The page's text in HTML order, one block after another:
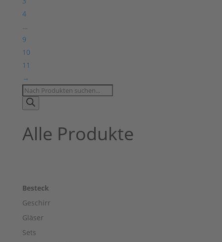
4
…
9
10
11
→
Products
search
Alle Produkte
Besteck
Geschirr
Gläser
Sets